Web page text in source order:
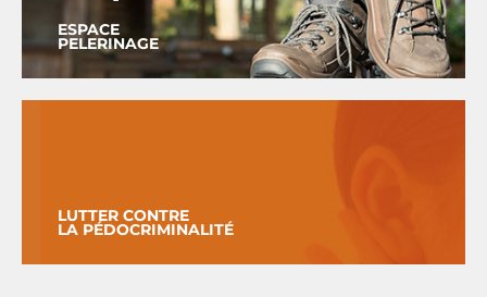
ESPACE
PELERINAGE
LUTTER CONTRE
LA PÉDOCRIMINALITÉ